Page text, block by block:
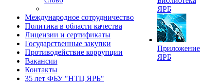
Международное сотрудничество
Политика в области качества
Лицензии и сертификаты
Государственные закупки
Противодействие коррупции
Вакансии
Контакты
35 лет ФБУ "НТЦ ЯРБ"
ЯРБ
Приложение
ЯРБ